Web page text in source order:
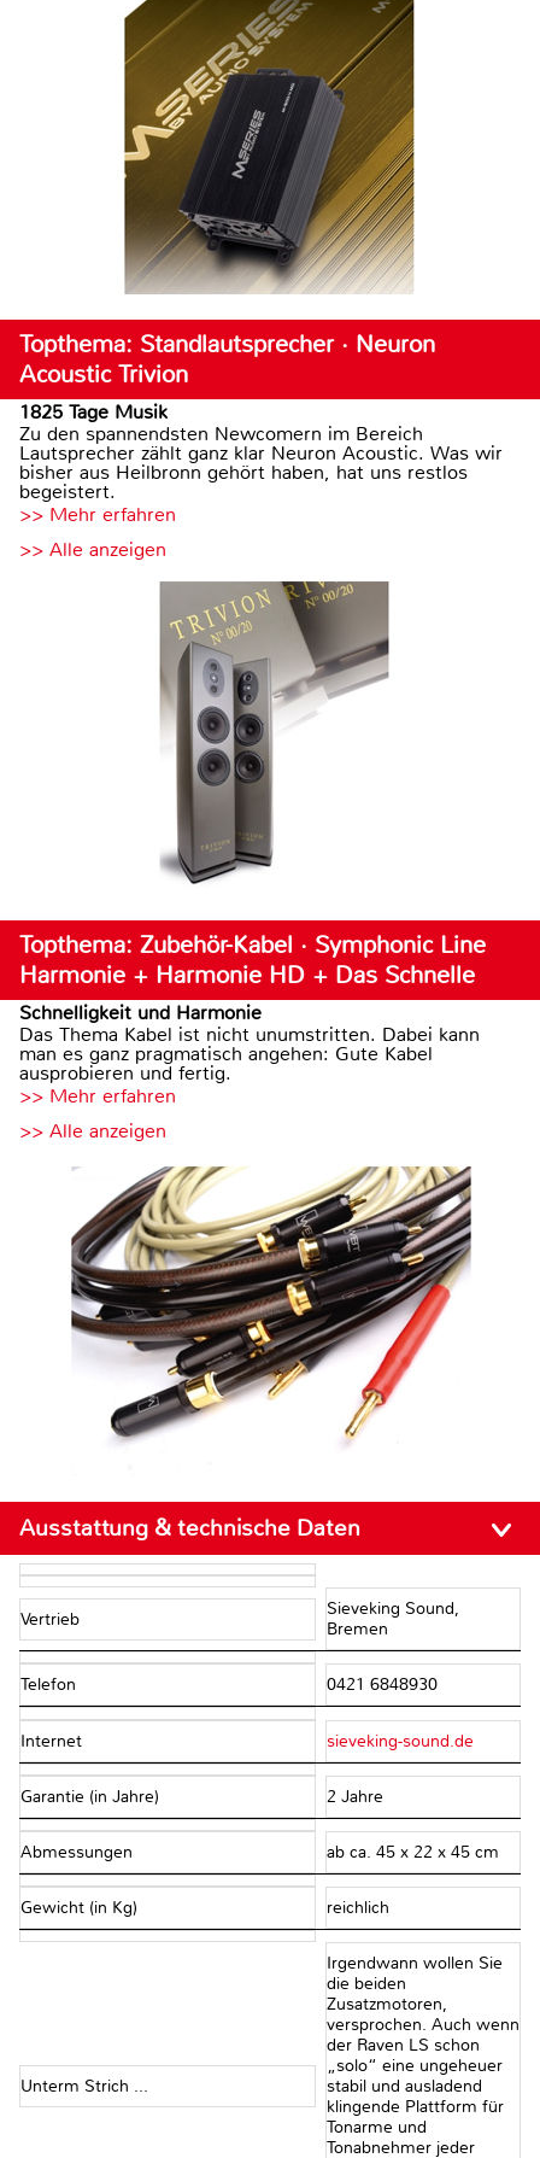
Topthema: Standlautsprecher · Neuron
Acoustic Trivion
1825 Tage Musik
Zu den spannendsten Newcomern im Bereich
Lautsprecher zählt ganz klar Neuron Acoustic. Was wir
bisher aus Heilbronn gehört haben, hat uns restlos
begeistert.
>> Mehr erfahren
>> Alle anzeigen
Topthema: Zubehör-Kabel · Symphonic Line
Harmonie + Harmonie HD + Das Schnelle
Schnelligkeit und Harmonie
Das Thema Kabel ist nicht unumstritten. Dabei kann
man es ganz pragmatisch angehen: Gute Kabel
ausprobieren und fertig.
>> Mehr erfahren
>> Alle anzeigen
Ausstattung & technische Daten
Vertrieb
Sieveking Sound,
Bremen
Telefon 0421 6848930
Internet sieveking-sound.de
Garantie (in Jahre) 2 Jahre
Abmessungen ab ca. 45 x 22 x 45 cm
Gewicht (in Kg) reichlich
Unterm Strich ...
Irgendwann wollen Sie
die beiden
Zusatzmotoren,
versprochen. Auch wenn
der Raven LS schon
„solo“ eine ungeheuer
stabil und ausladend
klingende Plattform für
Tonarme und
Tonabnehmer jeder